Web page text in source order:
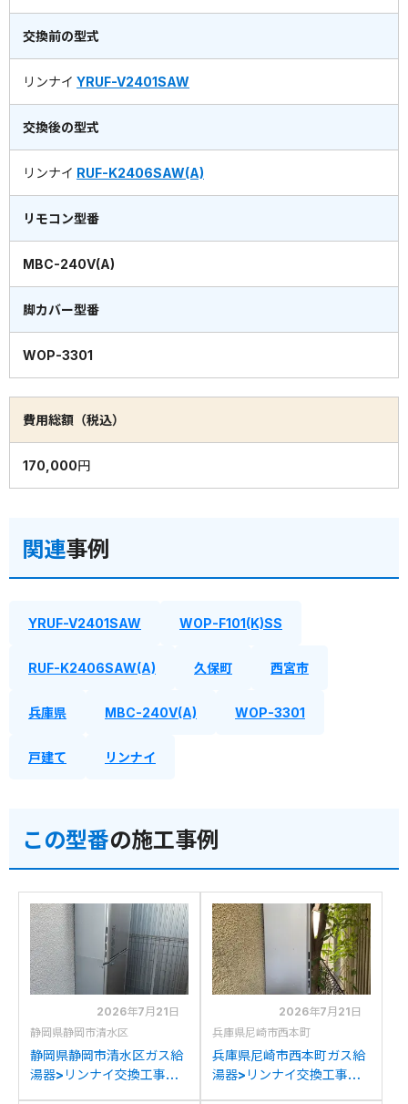
交換前の型式
リンナイ YRUF-V2401SAW
交換後の型式
リンナイ RUF-K2406SAW(A)
リモコン型番
MBC-240V(A)
脚カバー型番
WOP-3301
費用総額（税込）
170,000円
関連事例
YRUF-V2401SAW WOP-F101(K)SS
RUF-K2406SAW(A) 久保町 西宮市
兵庫県 MBC-240V(A) WOP-3301
戸建て リンナイ
この型番の施工事例
2026年7月21日
静岡県静岡市清水区
静岡県静岡市清水区ガス給
湯器>リンナイ交換工事施
2026年7月21日
兵庫県尼崎市西本町
兵庫県尼崎市西本町ガス給
湯器>リンナイ交換工事施